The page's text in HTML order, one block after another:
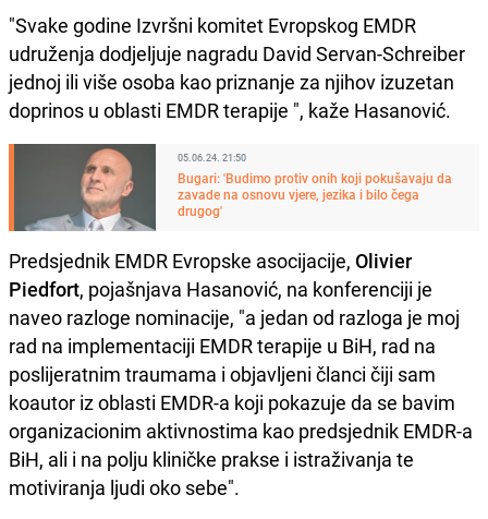
"Svake godine Izvršni komitet Evropskog EMDR
udruženja dodjeljuje nagradu David Servan-Schreiber
jednoj ili više osoba kao priznanje za njihov izuzetan
doprinos u oblasti EMDR terapije ", kaže Hasanović.
05.06.24. 21:50
Bugari: 'Budimo protiv onih koji pokušavaju da
zavade na osnovu vjere, jezika i bilo čega
drugog'
Predsjednik EMDR Evropske asocijacije, Olivier
Piedfort, pojašnjava Hasanović, na konferenciji je
naveo razloge nominacije, "a jedan od razloga je moj
rad na implementaciji EMDR terapije u BiH, rad na
poslijeratnim traumama i objavljeni članci čiji sam
koautor iz oblasti EMDR-a koji pokazuje da se bavim
organizacionim aktivnostima kao predsjednik EMDR-a
BiH, ali i na polju kliničke prakse i istraživanja te
motiviranja ljudi oko sebe".